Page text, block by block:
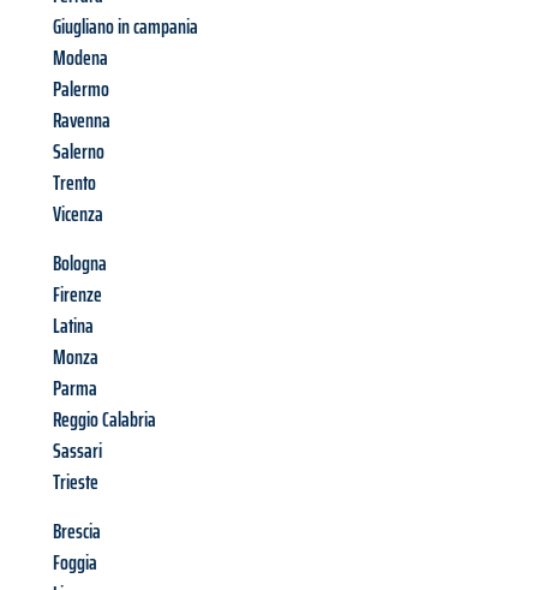
Giugliano in campania
Modena
Palermo
Ravenna
Salerno
Trento
Vicenza
Bologna
Firenze
Latina
Monza
Parma
Reggio Calabria
Sassari
Trieste
Brescia
Foggia